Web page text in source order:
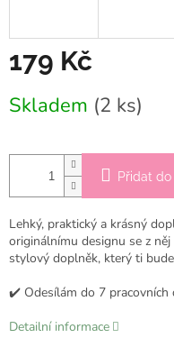
179 Kč
cena:
Skladem (2 ks)
Přidat do
Lehký, praktický a krásný
originálnímu designu se z
stylový doplněk, který ti
✔️ Odesílám do 7 pracovních
Detailní informace